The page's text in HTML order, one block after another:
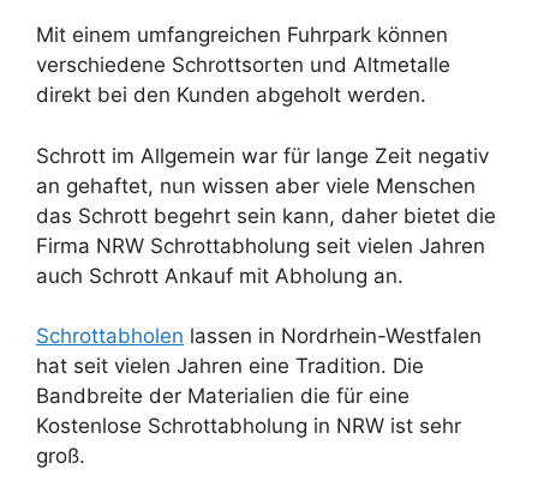
Mit einem umfangreichen Fuhrpark können
verschiedene Schrottsorten und Altmetalle
direkt bei den Kunden abgeholt werden.
Schrott im Allgemein war für lange Zeit negativ
an gehaftet, nun wissen aber viele Menschen
das Schrott begehrt sein kann, daher bietet die
Firma NRW Schrottabholung seit vielen Jahren
auch Schrott Ankauf mit Abholung an.
Schrottabholen lassen in Nordrhein-Westfalen
hat seit vielen Jahren eine Tradition. Die
Bandbreite der Materialien die für eine
Kostenlose Schrottabholung in NRW ist sehr
groß.